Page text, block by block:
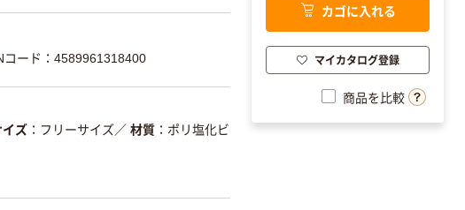
コード：4589961318400
イズ フリーサイズ／ 材質
ポリ塩化ビ
カゴに入れる
マイカタログ登録
商品を比較